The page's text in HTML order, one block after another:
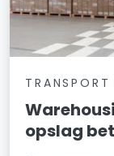
opslag